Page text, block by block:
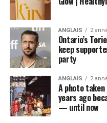
ANGLAIS 2
Ontario’s
keep
party
ANGLAIS 2
A photo
years ago
— until now